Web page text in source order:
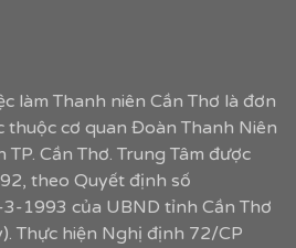
làm Thanh niên Cần Thơ là đơn
thuộc cơ quan Đoàn Thanh Niên
Cần Thơ. Trung Tâm được
theo Quyết định số
1993 của UBND tỉnh Cần Thơ
Thực hiện Nghị định 72/CP